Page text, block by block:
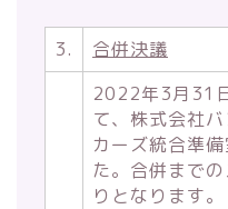
3.
合併決議
2022年3月31
て、株式会社
カーズ統合準
た。合併まで
りとなります。